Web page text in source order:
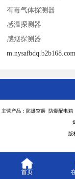
有毒气体探测器
感温探测器
感烟探测器
m.nysafbdq.b2b168.com
主营产品：防爆空调 防爆配电
版
首页